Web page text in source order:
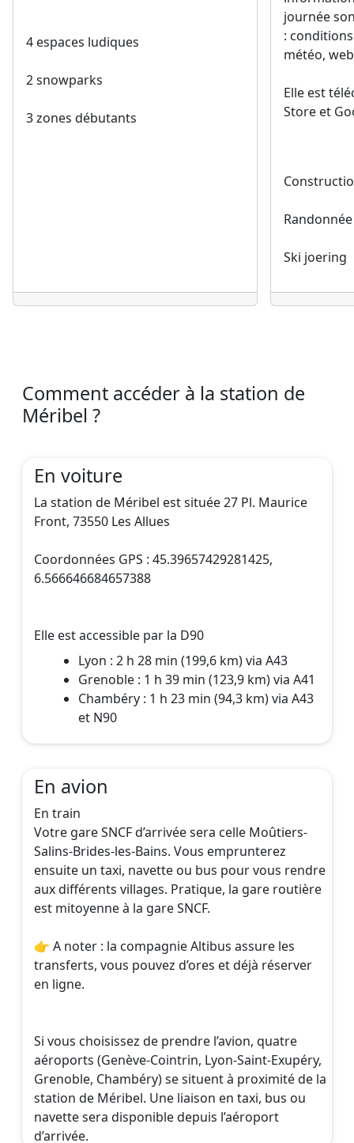
3 zones débutants
Elle est
Store et
En voiture
Coordonnées GPS : 45.39657429281425,
6.566646684657388
Elle est accessible par la D90
Chambéry : 1 h 23 min (94,3 km) via A43
et N90
En avion
En train
Salins-Brides-les-Bains. Vous emprunterez
ensuite un taxi, navette ou bus pour vous rendre
aux différents villages. Pratique, la gare routière
est mitoyenne à la gare SNCF.
👉 A noter : la compagnie Altibus assure les
transferts, vous pouvez d’ores et déjà réserver
en ligne.
Si vous choisissez de prendre l’avion, quatre
aéroports (Genève-Cointrin, Lyon-Saint-Exupéry,
station de Méribel. Une liaison en taxi, bus ou
navette sera disponible depuis l’aéroport
d’arrivée.